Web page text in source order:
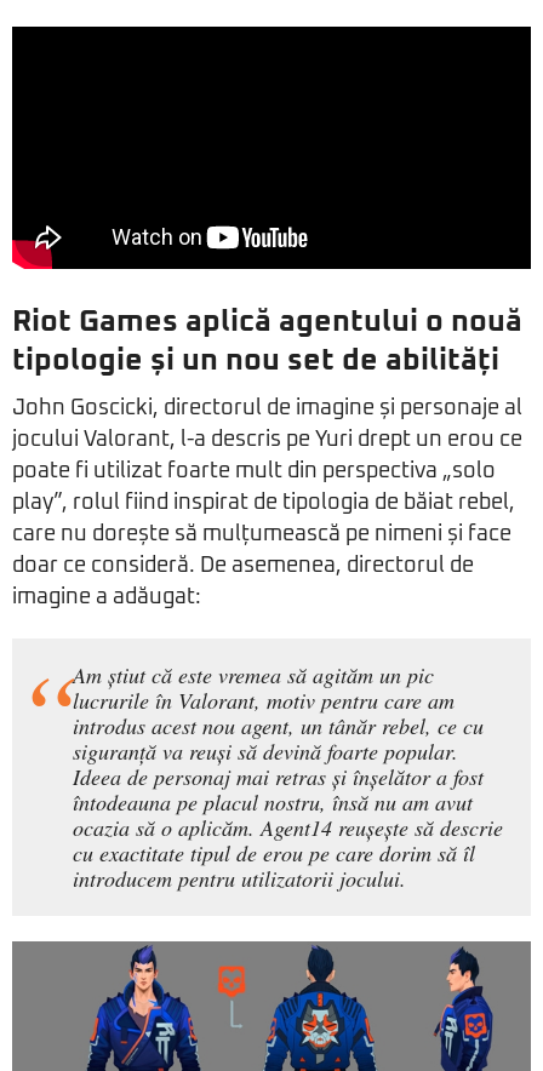
Riot Games aplică agentului o nouă
tipologie și un nou set de abilități
John Goscicki, directorul de imagine și personaje al
jocului Valorant, l-a descris pe Yuri drept un erou ce
poate fi utilizat foarte mult din perspectiva „solo
play”, rolul fiind inspirat de tipologia de băiat rebel,
care nu dorește să mulțumească pe nimeni și face
doar ce consideră. De asemenea, directorul de
imagine a adăugat:
Am știut că este vremea să agităm un pic
lucrurile în Valorant, motiv pentru care am
introdus acest nou agent, un tânăr rebel, ce cu
siguranță va reuși să devină foarte popular.
Ideea de personaj mai retras și înșelător a fost
întodeauna pe placul nostru, însă nu am avut
ocazia să o aplicăm. Agent14 reușește să descrie
cu exactitate tipul de erou pe care dorim să îl
introducem pentru utilizatorii jocului.